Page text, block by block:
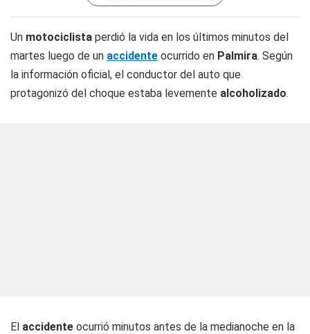
Un motociclista perdió la vida en los últimos minutos del
martes luego de un accidente ocurrido en Palmira. Según
la información oficial, el conductor del auto que
protagonizó del choque estaba levemente alcoholizado.
El accidente ocurrió minutos antes de la medianoche en la